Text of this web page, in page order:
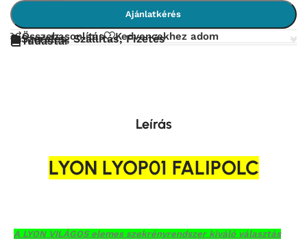
Ajánlatkérés
Összehasonlítás Kedvencekhez adom
Szerelés, Szállítás, Fizetés
Tudástár
Leírás
LYON LYOP01 FALIPOLC
A LYON VILÁGOS elemes szekrényrendszer kiváló választás